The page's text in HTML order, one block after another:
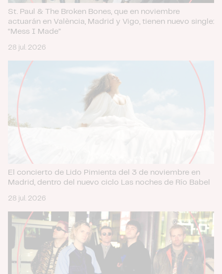
St. Paul & The Broken Bones, que en noviembre
actuarán en València, Madrid y Vigo, tienen nuevo single:
“Mess I Made”
28 jul. 2026
El concierto de Lido Pimienta del 3 de noviembre en
Madrid, dentro del nuevo ciclo Las noches de Río Babel
28 jul. 2026